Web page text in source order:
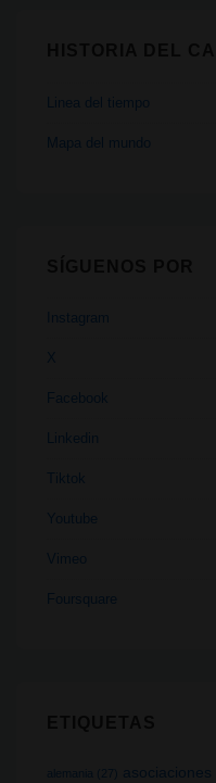
Linea del tiempo
Mapa del mundo
Instagram
X
Facebook
Linkedin
Tiktok
Youtube
Vimeo
Foursquare
alemania (27) asociaciones